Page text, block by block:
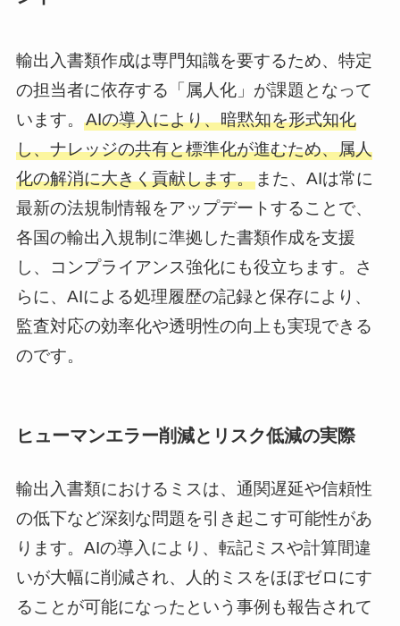
輸出入書類作成は専門知識を要するため、特定
の担当者に依存する「属人化」が課題となって
います。 AIの導入により、暗黙知を形式知化
し、ナレッジの共有と標準化が進むため、属人
化の解消に大きく貢献します。また、AIは常に
最新の法規制情報をアップデートすることで、
各国の輸出入規制に準拠した書類作成を支援
し、コンプライアンス強化にも役立ちます。さ
らに、AIによる処理履歴の記録と保存により、
監査対応の効率化や透明性の向上も実現できる
のです。
ヒューマンエラー削減とリスク低減の実際
輸出入書類におけるミスは、通関遅延や信頼性
の低下など深刻な問題を引き起こす可能性があ
ります。AIの導入により、転記ミスや計算間違
いが大幅に削減され、人的ミスをほぼゼロにす
ることが可能になったという事例も報告されて